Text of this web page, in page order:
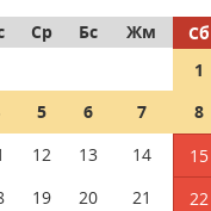
2026 ж. 166
жүрген Қазақстан
қалай дауыс бере
2026 ж.
Ср Бс Жм Сб
1
5 6 7 8
12 13 14 15
19 20 21 22